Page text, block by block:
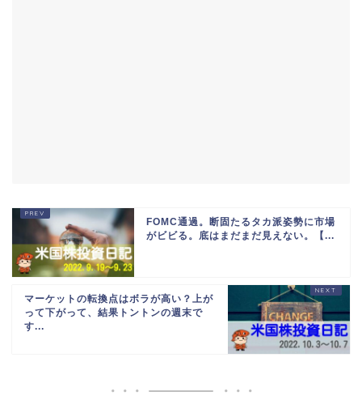
FOMC通過。断固たるタカ派姿勢に市場
がビビる。底はまだまだ見えない。【...
マーケットの転換点はボラが高い？上が
って下がって、結果トントンの週末で
す...